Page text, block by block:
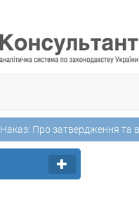
Наказ: Про затвердження та